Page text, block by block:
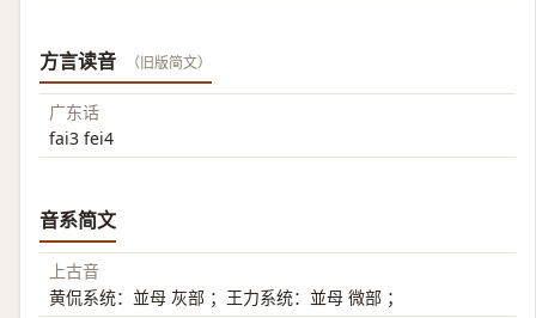
方言读音 （旧版简文）
广东话
fai3 fei4
音系简文
上古音
黄侃系统：並母 灰部 ；王力系统：並母 微部 ；